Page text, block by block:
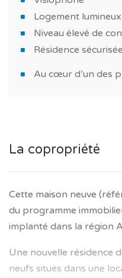
Logement lumineux
Niveau élevé de
Résidence sécurisée
Au cœur d’un des
La copropriété
Cette maison neuve
du programme
implanté dans la région
Une nouvelle résidence
neufs situés dans une